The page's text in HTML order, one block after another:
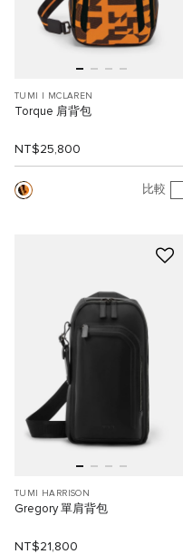
TUMI I MCLAREN
Torque 肩背包
NT$25,800
比較
TUMI HARRISON
Gregory 單肩背包
NT$21,800